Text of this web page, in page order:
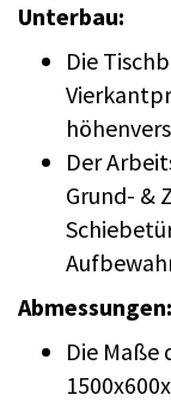
Unterbau:
Die
Der
Grund- &
Abmessungen:
Die Maße